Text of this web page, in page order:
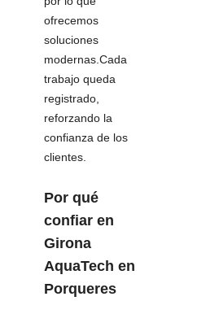
ofrecemos
soluciones
modernas.Cada
trabajo queda
registrado,
reforzando la
confianza de los
clientes.
Por qué
confiar en
Girona
AquaTech en
Porqueres